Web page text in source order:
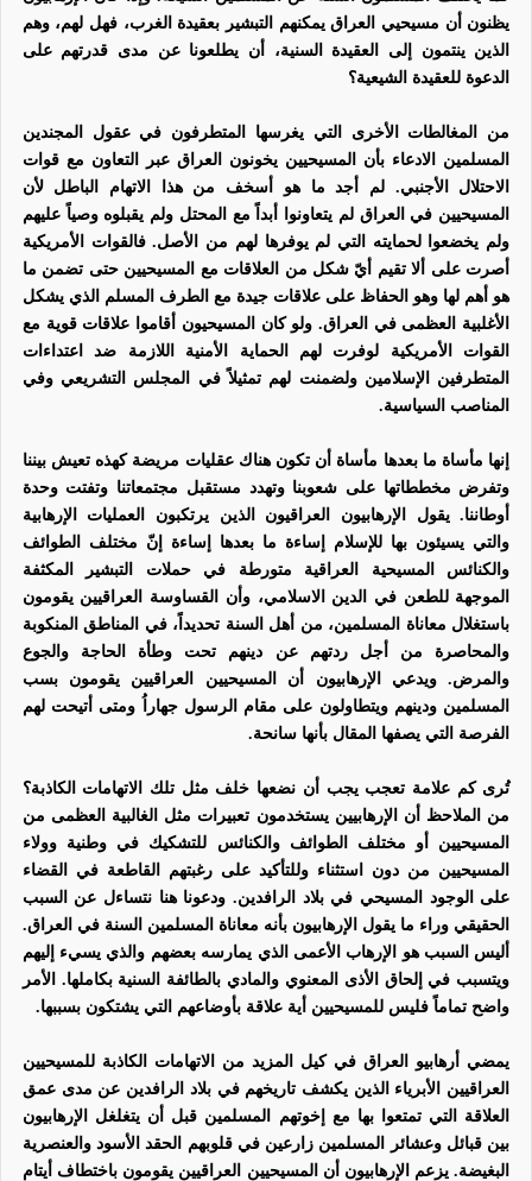
يظنون أن مسيحيي العراق يمكنهم التبشير بعقيدة الغرب، فهل لهم، وهم
الذين ينتمون إلى العقيدة السنية، أن يطلعونا عن مدى قدرتهم على
الدعوة للعقيدة الشيعية؟
من المغالطات الأخرى التي يغرسها المتطرفون في عقول المجندين
المسلمين الادعاء بأن المسيحيين يخونون العراق عبر التعاون مع قوات
الاحتلال الأجنبي. لم أجد ما هو أسخف من هذا الاتهام الباطل لأن
المسيحيين في العراق لم يتعاونوا أبداً مع المحتل ولم يقبلوه وصياً عليهم
ولم يخضعوا لحمايته التي لم يوفرها لهم من الأصل. فالقوات الأمريكية
أصرت على ألا تقيم أيّ شكل من العلاقات مع المسيحيين حتى تضمن ما
هو أهم لها وهو الحفاظ على علاقات جيدة مع الطرف المسلم الذي يشكل
الأغلبية العظمى في العراق. ولو كان المسيحيون أقاموا علاقات قوية مع
القوات الأمريكية لوفرت لهم الحماية الأمنية اللازمة ضد اعتداءات
المتطرفين الإسلامين ولضمنت لهم تمثيلاً في المجلس التشريعي وفي
المناصب السياسية.
إنها مأساة ما بعدها مأساة أن تكون هناك عقليات مريضة كهذه تعيش بيننا
وتفرض مخططاتها على شعوبنا وتهدد مستقبل مجتمعاتنا وتفتت وحدة
أوطاننا. يقول الإرهابيون العراقيون الذين يرتكبون العمليات الإرهابية
والتي يسيئون بها للإسلام إساءة ما بعدها إساءة إنّ مختلف الطوائف
والكنائس المسيحية العراقية متورطة في حملات التبشير المكثفة
الموجهة للطعن في الدين الاسلامي، وأن القساوسة العراقيين يقومون
باستغلال معاناة المسلمين، من أهل السنة تحديداً، في المناطق المنكوبة
والمحاصرة من أجل ردتهم عن دينهم تحت وطأة الحاجة والجوع
والمرض. ويدعي الإرهابيون أن المسيحيين العراقيين يقومون بسب
المسلمين ودينهم ويتطاولون على مقام الرسول جهاراُ ومتى أتيحت لهم
الفرصة التي يصفها المقال بأنها سانحة.
تُرى كم علامة تعجب يجب أن نضعها خلف مثل تلك الاتهامات الكاذبة؟
من الملاحظ أن الإرهابيين يستخدمون تعبيرات مثل الغالبية العظمى من
المسيحيين أو مختلف الطوائف والكنائس للتشكيك في وطنية وولاء
المسيحيين من دون استثناء وللتأكيد على رغبتهم القاطعة في القضاء
على الوجود المسيحي في بلاد الرافدين. ودعونا هنا نتساءل عن السبب
الحقيقي وراء ما يقول الإرهابيون بأنه معاناة المسلمين السنة في العراق.
أليس السبب هو الإرهاب الأعمى الذي يمارسه بعضهم والذي يسيء إليهم
ويتسبب في إلحاق الأذى المعنوي والمادي بالطائفة السنية بكاملها. الأمر
واضح تماماً فليس للمسيحيين أية علاقة بأوضاعهم التي يشتكون بسببها.
يمضي أرهابيو العراق في كيل المزيد من الاتهامات الكاذبة للمسيحيين
العراقيين الأبرياء الذين يكشف تاريخهم في بلاد الرافدين عن مدى عمق
العلاقة التي تمتعوا بها مع إخوتهم المسلمين قبل أن يتغلغل الإرهابيون
بين قبائل وعشائر المسلمين زارعين في قلوبهم الحقد الأسود والعنصرية
البغيضة. يزعم الإرهابيون أن المسيحيين العراقيين يقومون باختطاف أيتام